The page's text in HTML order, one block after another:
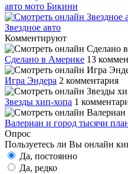
авто мото Бикини
Звездное авто
Комментируют
Сделано в Америке 13
Игра Эндера 2 комментария
Звезды хип-хопа 1
Валериан и город тысячи
Опрос
Пользуетесь ли Вы онлайн
Да, постоянно
Да, редко